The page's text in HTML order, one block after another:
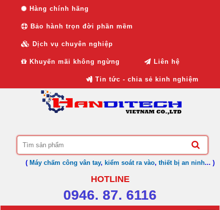
Hàng chính hãng
Bảo hành trọn đời phần mềm
Dịch vụ chuyên nghiệp
Khuyến mãi không ngừng Liên hệ
Tin tức - chia sẻ kinh nghiệm
( Máy chấm công vân tay, kiểm soát ra vào, thiết bị an ninh... )
HOTLINE
0946. 87. 6116